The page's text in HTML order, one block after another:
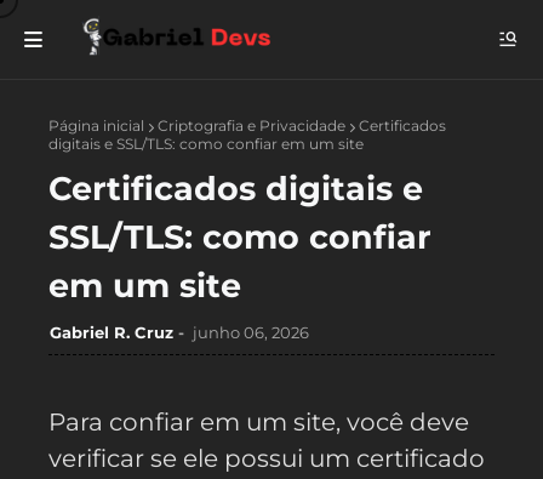
Página inicial Criptografia e Privacidade
Certificados
digitais e SSL/TLS: como confiar em um site
Certificados digitais e
SSL/TLS: como confiar
em um site
Gabriel R. Cruz junho 06, 2026
Para confiar em um site, você deve
verificar se ele possui um certificado